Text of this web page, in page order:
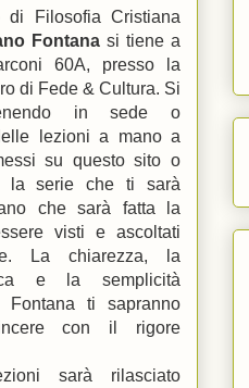
di Filosofia Cristiana
Fontanasi tiene a
60A, presso la
di Fede & Cultura. Si
in sede o
lezioni a mano a
su questo sito o
la serie che ti sarà
che sarà fatta la
visti e ascoltati
La chiarezza, la
e la semplicità
Fontana ti sapranno
con il rigore
sarà rilasciato